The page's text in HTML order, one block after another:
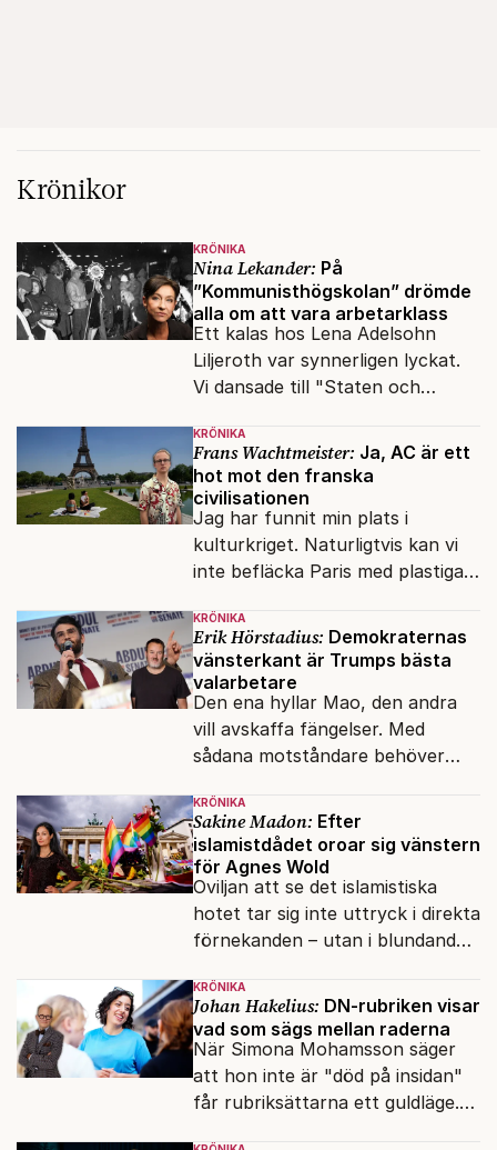
Krönikor
KRÖNIKA
Nina Lekander: På
”Kommunisthögskolan” drömde
alla om att vara arbetarklass
Ett kalas hos Lena Adelsohn
Liljeroth var synnerligen lyckat.
Vi dansade till "Staten och
KRÖNIKA
Frans Wachtmeister: Ja, AC är ett
hot mot den franska
civilisationen
Jag har funnit min plats i
kulturkriget. Naturligtvis kan vi
inte befläcka Paris med plastiga
KRÖNIKA
Erik Hörstadius: Demokraternas
vänsterkant är Trumps bästa
valarbetare
Den ena hyllar Mao, den andra
vill avskaffa fängelser. Med
sådana motståndare behöver
vänner.
KRÖNIKA
Sakine Madon: Efter
islamistdådet oroar sig vänstern
för Agnes Wold
Oviljan att se det islamistiska
hotet tar sig inte uttryck i direkta
förnekanden – utan i blundandet
fokusförflyttningen.
KRÖNIKA
Johan Hakelius: DN-rubriken visar
vad som sägs mellan raderna
När Simona Mohamsson säger
att hon inte är "död på insidan"
får rubriksättarna ett guldläge.